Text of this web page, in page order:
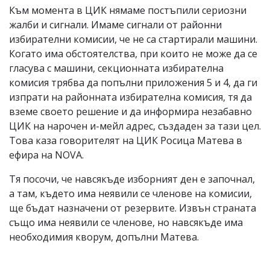
Към момента в ЦИК нямаме постъпили сериозни
жалби и сигнали. Имаме сигнали от районни
избирателни комисии, че не са стартирали машини.
Когато има обстоятелства, при които не може да се
гласува с машини, секционната избирателна
комисия трябва да попълни приложения 5 и 4, да ги
изпрати на районната избирателна комисия, тя да
вземе своето решение и да информира незабавно
ЦИК на нарочен и-мейл адрес, създаден за тази цел.
Това каза говорителят на ЦИК Росица Матева в
ефира на NOVA.
Тя посочи, че навсякъде изборният ден е започнал,
а там, където има неявили се членове на комисии,
ще бъдат назначени от резервите. Извън страната
също има неявили се членове, но навсякъде има
необходимия кворум, допълни Матева.